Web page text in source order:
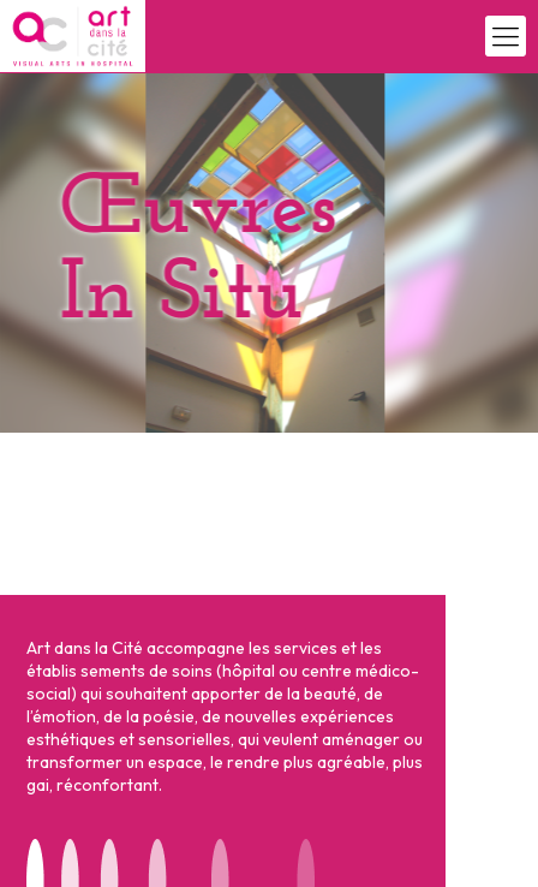
Œuvres
In Situ
Art dans la Cité accompagne les services et les
établis sements de soins (hôpital ou centre médico-
social) qui souhaitent apporter de la beauté, de
l’émotion, de la poésie, de nouvelles expériences
esthétiques et sensorielles, qui veulent aménager ou
transformer un espace, le rendre plus agréable, plus
gai, réconfortant.